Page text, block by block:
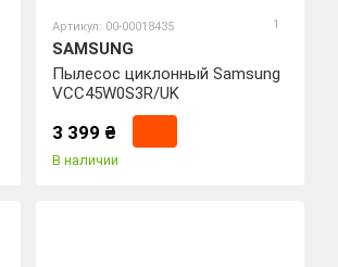
Артикул: 00-00018435 1
SAMSUNG
Пылесос циклонный Samsung
VCC45W0S3R/UK
3 399 ₴
В наличии